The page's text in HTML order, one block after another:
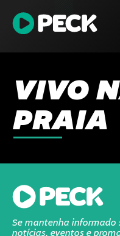
VIVO
PRAIA
Se mantenha informado
notícias, eventos e